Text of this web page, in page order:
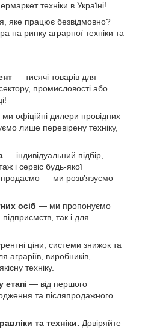
техніки в Україні!
яке працює безвідмовно?
на ринку аграрної техніки та
— тисячі товарів для
промисловості або
офіційні дилери провідних
лише перевірену техніку,
— індивідуальний підбір,
і сервіс будь-якої
— ми розв’язуємо
осіб — ми пропонуємо
так і для
ціни, системи знижок та
аграріїв, виробників,
техніку.
етапі — від першого
та післяпродажного
та техніки. Довіряйте